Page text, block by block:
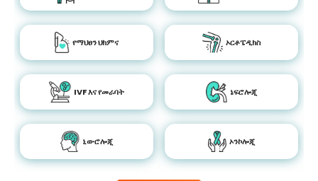
የማህፀን ህክምና ኦርቶፔዲክስ
IVF እና የመራባት ኔፍሮሎጂ
ኒውሮሎጂ ኦንኮሎጂ